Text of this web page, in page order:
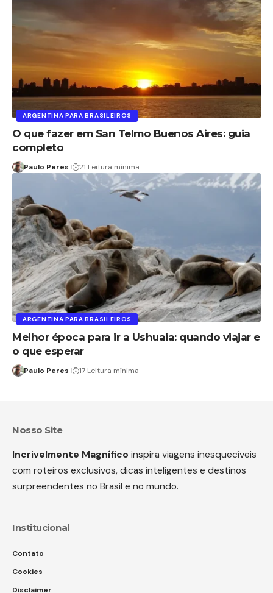
ARGENTINA PARA BRASILEIROS
O que fazer em San Telmo Buenos Aires: guia
completo
Paulo Peres 21 Leitura mínima
ARGENTINA PARA BRASILEIROS
Melhor época para ir a Ushuaia: quando viajar e
o que esperar
Paulo Peres 17 Leitura mínima
Nosso Site
Incrivelmente Magnífico inspira viagens inesquecíveis
com roteiros exclusivos, dicas inteligentes e destinos
surpreendentes no Brasil e no mundo.
Institucional
Contato
Cookies
Disclaimer